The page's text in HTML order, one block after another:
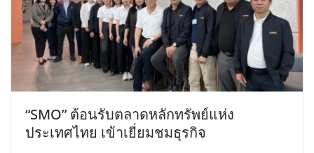
“SMO” ต้อนรับตลาดหลักทรัพย์แห่ง
ประเทศไทย เข้าเยี่ยมชมธุรกิจ